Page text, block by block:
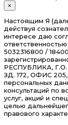
×
Настоящим Я
действуя
интересе даю
5032316800 /
РЕСПУБЛИКА,
ЗД. 172, ОФИС 205,
персональных
консультаций по
услуг, акций и
целью
правового